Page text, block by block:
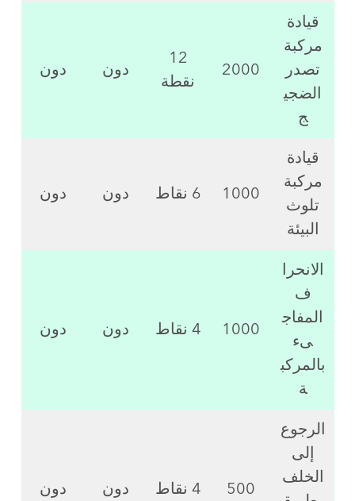
قيادة
مركبة
تصدر
الضجي
ج
2000
12
نقطة
دون دون
قيادة
مركبة
تلوث
البيئة
1000 6 نقاط دون دون
الانحرا
ف
المفاج
ىء
بالمركب
ة
1000 4 نقاط دون دون
الرجوع
إلى
الخلف
500 4 نقاط دون دون